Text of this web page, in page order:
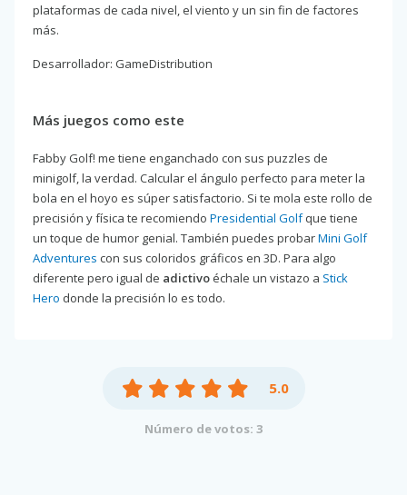
plataformas de cada nivel, el viento y un sin fin de factores
más.
Desarrollador: GameDistribution
Más juegos como este
Fabby Golf! me tiene enganchado con sus puzzles de
minigolf, la verdad. Calcular el ángulo perfecto para meter la
bola en el hoyo es súper satisfactorio. Si te mola este rollo de
precisión y física te recomiendo Presidential Golfque tiene
un toque de humor genial. También puedes probarMini Golf
Adventures con sus coloridos gráficos en 3D. Para algo
diferente pero igual de adictivo échale un vistazo a Stick
Hero donde la precisión lo es todo.
5.0
Número de votos: 3